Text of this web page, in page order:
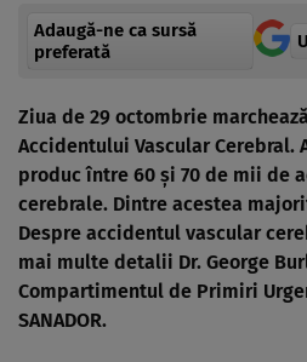
Adaugă-ne ca sursă
preferată
Ziua de 29 octombrie
Accidentului Vascular Cerebral.
produc între 60 și 70 de mii de
cerebrale. Dintre acestea
Despre accidentul vascular
mai multe detalii Dr. George
Compartimentul de Primiri
SANADOR.